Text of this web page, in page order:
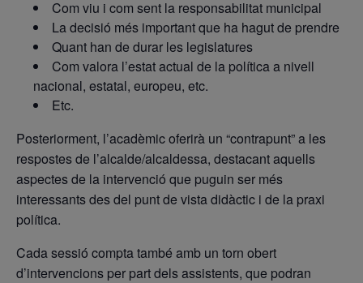
Com viu i com sent la responsabilitat municipal
La decisió més important que ha hagut de prendre
Quant han de durar les legislatures
Com valora l’estat actual de la política a nivell
nacional, estatal, europeu, etc.
Etc.
Posteriorment, l’acadèmic oferirà un “contrapunt” a les
respostes de l’alcalde/alcaldessa, destacant aquells
aspectes de la intervenció que puguin ser més
interessants des del punt de vista didàctic i de la praxi
política.
Cada sessió compta també amb un torn obert
d’intervencions per part dels assistents, que podran